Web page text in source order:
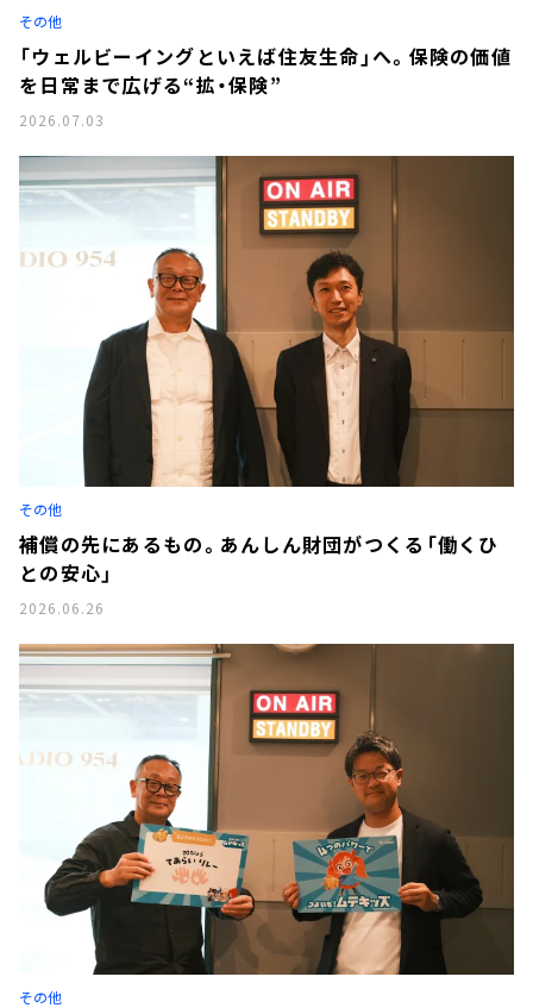
その他
「ウェルビーイングといえば住友生命」へ。保険の価値
を日常まで広げる“拡・保険”
2026.07.03
その他
補償の先にあるもの。あんしん財団がつくる「働くひ
との安心」
2026.06.26
その他